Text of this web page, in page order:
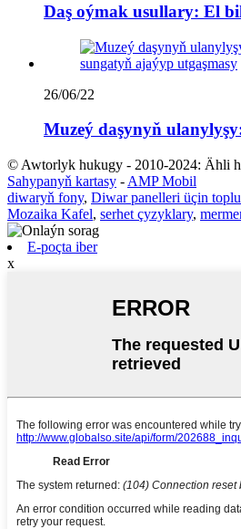
Daş oýmak usullary: El
26/06/22
Muzeý daşynyň
© Awtorlyk hukugy - 2010-2024: Ähli
Sahypanyň kartasy - AMP Mobil
diwaryň fony, Diwar panelleri üçin
Mozaika Kafel, serhet çyzyklary,
E-poçta iber
x